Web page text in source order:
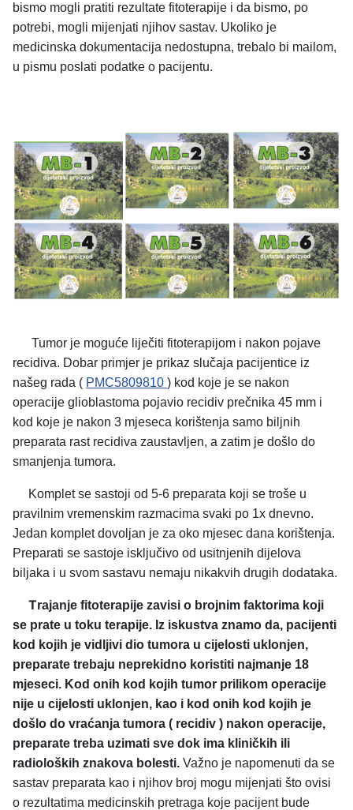
bismo mogli pratiti rezultate fitoterapije i da bismo, po
potrebi, mogli mijenjati njihov sastav. Ukoliko je
medicinska dokumentacija nedostupna, trebalo bi mailom,
u pismu poslati podatke o pacijentu.
Tumor je moguće liječiti fitoterapijom i nakon pojave
recidiva. Dobar primjer je prikaz slučaja pacijentice iz
našeg rada ( PMC5809810 ) kod koje je se nakon
operacije glioblastoma pojavio recidiv prečnika 45 mm i
kod koje je nakon 3 mjeseca korištenja samo biljnih
preparata rast recidiva zaustavljen, a zatim je došlo do
smanjenja tumora.
Komplet se sastoji od 5-6 preparata koji se troše u
pravilnim vremenskim razmacima svaki po 1x dnevno.
Jedan komplet dovoljan je za oko mjesec dana korištenja.
Preparati se sastoje isključivo od usitnjenih dijelova
biljaka i u svom sastavu nemaju nikakvih drugih dodataka.
Trajanje fitoterapije zavisi o brojnim faktorima koji
se prate u toku terapije. Iz iskustva znamo da, pacijenti
kod kojih je vidljivi dio tumora u cijelosti uklonjen,
preparate trebaju neprekidno koristiti najmanje 18
mjeseci. Kod onih kod kojih tumor prilikom operacije
nije u cijelosti uklonjen, kao i kod onih kod kojih je
došlo do vraćanja tumora ( recidiv ) nakon operacije,
preparate treba uzimati sve dok ima kliničkih ili
radioloških znakova bolesti. Važno je napomenuti da se
sastav preparata kao i njihov broj mogu mijenjati što ovisi
o rezultatima medicinskih pretraga koje pacijent bude